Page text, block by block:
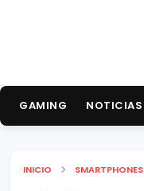
GAMING NOTICIAS
INICIO SMARTPHONES